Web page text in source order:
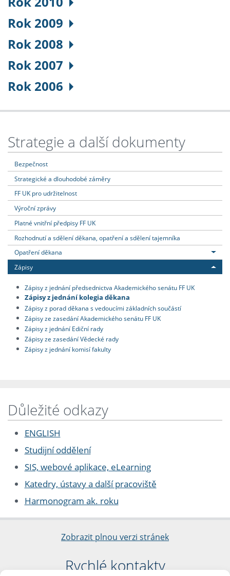
Rok 2009
Rok 2008
Rok 2007
Rok 2006
Strategie a další dokumenty
Bezpečnost
Strategické a dlouhodobé záměry
FF UK pro udržitelnost
Výroční zprávy
Platné vnitřní předpisy FF UK
Rozhodnutí a sdělení děkana, opatření a sdělení tajemníka
Opatření děkana
Zápisy
Zápisy z jednání předsednictva Akademického senátu FF UK
Zápisy z jednání kolegia děkana
Zápisy z porad děkana s vedoucími základních součástí
Zápisy ze zasedání Akademického senátu FF UK
Zápisy z jednání Ediční rady
Zápisy ze zasedání Vědecké rady
Zápisy z jednání komisí fakulty
Důležité odkazy
ENGLISH
Studijní oddělení
SIS, webové aplikace, eLearning
Katedry, ústavy a další pracoviště
Harmonogram ak. roku
Zobrazit plnou verzi stránek
Rychlé kontakty